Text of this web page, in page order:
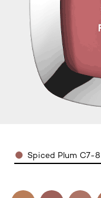
ColorSpiced Plum C7-8